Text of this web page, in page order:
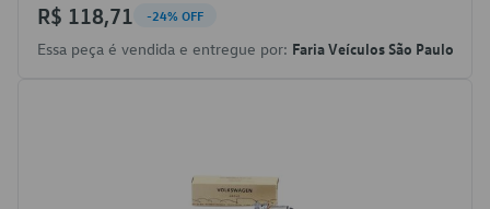
R$ 118,71 -24% OFF
Essa peça é vendida e entregue por: Faria Veículos São Paulo